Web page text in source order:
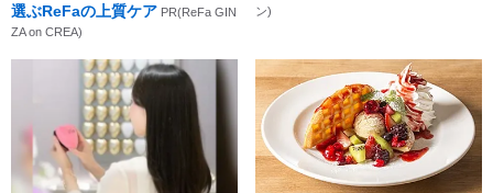
選ぶReFaの上質ケア PR(ReFa GIN
ZA on CREA)
ン)